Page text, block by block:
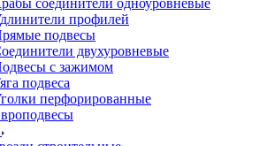
соединители одноуровневые
профилей
подвесы
двухуровневые
с зажимом
подвеса
перфорированные